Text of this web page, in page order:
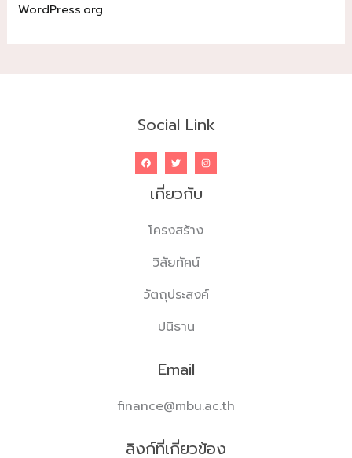
WordPress.org
Social Link
เกี่ยวกับ
โครงสร้าง
วิสัยทัศน์
วัตถุประสงค์
ปนิธาน
Email
finance@mbu.ac.th
ลิงก์ที่เกี่ยวข้อง